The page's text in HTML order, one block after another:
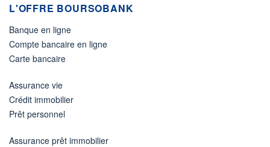
L'OFFRE BOURSOBANK
Banque en ligne
Compte bancaire en ligne
Carte bancaire
Assurance vie
Crédit immobilier
Prêt personnel
Assurance prêt immobilier